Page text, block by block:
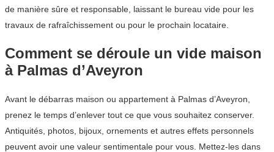
de manière sûre et responsable, laissant le bureau vide pour les
travaux de rafraîchissement ou pour le prochain locataire.
Comment se déroule un vide maison
à Palmas d’Aveyron
Avant le débarras maison ou appartement à Palmas d’Aveyron,
prenez le temps d’enlever tout ce que vous souhaitez conserver.
Antiquités, photos, bijoux, ornements et autres effets personnels
peuvent avoir une valeur sentimentale pour vous. Mettez-les dans